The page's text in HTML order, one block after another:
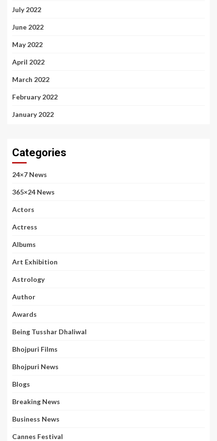
July 2022
June 2022
May 2022
April 2022
March 2022
February 2022
January 2022
Categories
24×7 News
365×24 News
Actors
Actress
Albums
Art Exhibition
Astrology
Author
Awards
Being Tusshar Dhaliwal
Bhojpuri Films
Bhojpuri News
Blogs
Breaking News
Business News
Cannes Festival